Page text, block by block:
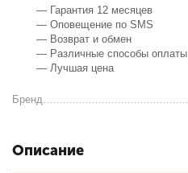
— Гарантия 12 месяцев
— Оповещение по SMS
— Возврат и обмен
— Различные способы оплаты
— Лучшая цена
Бренд
Описание